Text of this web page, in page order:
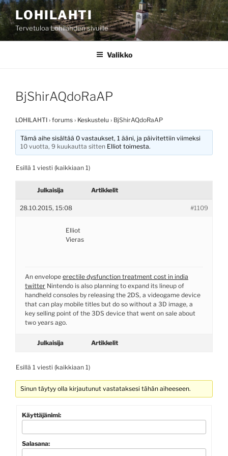
Siirry
sisältöönLOHILAHTI
Tervetuloa Lohilahden sivuille
Valikko
BjShirAQdoRaAP
LOHILAHTI › forums › Keskustelu › BjShirAQdoRaAP
Tämä aihe sisältää 0 vastaukset, 1 ääni, ja päivitettiin viimeksi
10 vuotta, 9 kuukautta sitten Elliot toimesta.
Esillä 1 viesti (kaikkiaan 1)
Julkaisija Artikkelit
28.10.2015, 15:08 #1109
Elliot
Vieras
An envelope erectile dysfunction treatment cost in india
twitter Nintendo is also planning to expand its lineup of
handheld consoles by releasing the 2DS, a videogame device
that can play mobile titles but do so without a 3D image, a
key selling point of the 3DS device that went on sale about
two years ago.
Julkaisija Artikkelit
Esillä 1 viesti (kaikkiaan 1)
Sinun täytyy olla kirjautunut vastataksesi tähän aiheeseen.
Käyttäjänimi:
Salasana: